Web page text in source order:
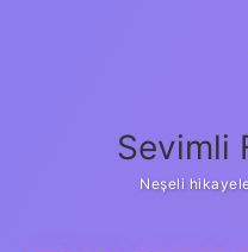
Sevimli
Neşeli